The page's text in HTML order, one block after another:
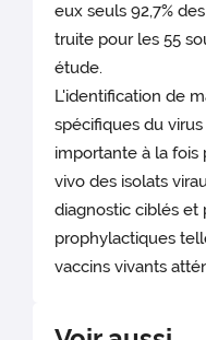
eux seuls 92,7%
truite pour les 55
étude.
L'identification de
spécifiques du
importante à la
vivo des isolats
diagnostic ciblés
prophylactiques
vaccins vivants